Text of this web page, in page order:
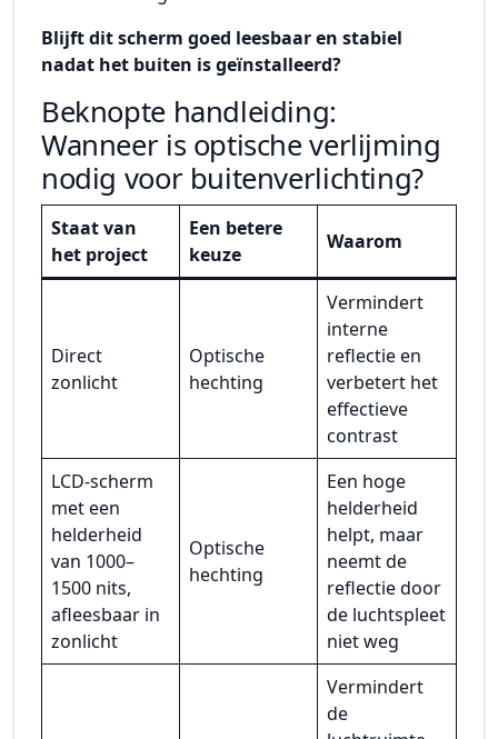
Blijft dit scherm goed leesbaar en stabiel
nadat het buiten is geïnstalleerd?
Beknopte handleiding:
Wanneer is optische verlijming
nodig voor buitenverlichting?
Staat van
het project
Een betere
keuze
Waarom
Direct
zonlicht
Optische
hechting
Vermindert
interne
reflectie en
verbetert het
effectieve
contrast
LCD-scherm
met een
helderheid
van 1000–
1500 nits,
afleesbaar in
zonlicht
Optische
hechting
Een hoge
helderheid
helpt, maar
neemt de
reflectie door
de luchtspleet
niet weg
Vermindert
de